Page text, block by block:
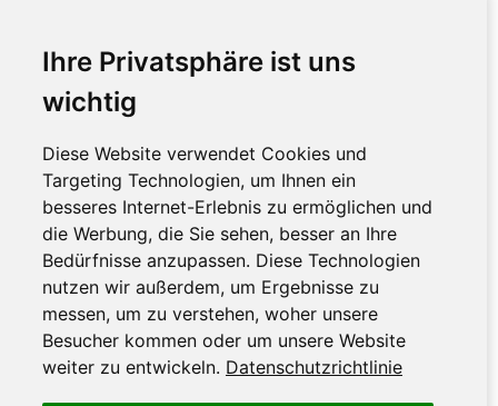
Ihre Privatsphäre ist uns
wichtig
Diese Website verwendet Cookies und
Targeting Technologien, um Ihnen ein
besseres Internet-Erlebnis zu ermöglichen und
die Werbung, die Sie sehen, besser an Ihre
Bedürfnisse anzupassen. Diese Technologien
nutzen wir außerdem, um Ergebnisse zu
messen, um zu verstehen, woher unsere
Besucher kommen oder um unsere Website
weiter zu entwickeln. Datenschutzrichtlinie